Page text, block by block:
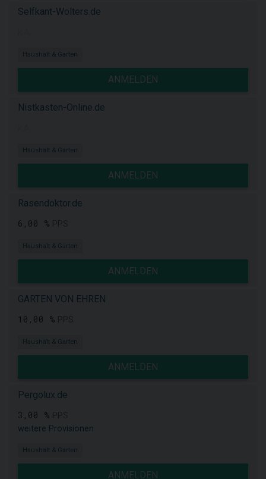
Selfkant-Wolters.de
Haushalt & Garten
ANMELDEN
Nistkasten-Online.de
Haushalt & Garten
ANMELDEN
Rasendoktor.de
6,00 %
Haushalt & Garten
ANMELDEN
GARTEN VON EHREN
10,00 %
Haushalt & Garten
ANMELDEN
Pergolux.de
3,00 %
weitere Provisionen
Haushalt & Garten
ANMELDEN